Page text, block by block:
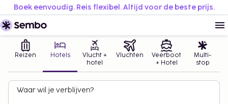
Boek eenvoudig. Reis flexibel. Altijd voor de beste prijs.
Reizen Hotels
Vlucht +
hotel
Vluchten
Veerboot
+ Hotel
Multi-
stop
Waar wil je verblijven?